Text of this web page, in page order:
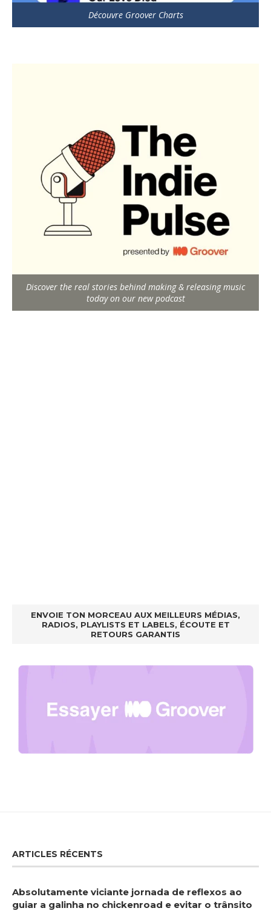
Découvre Groover Charts
Discover the real stories behind making & releasing music
today on our new podcast
ENVOIE TON MORCEAU AUX MEILLEURS MÉDIAS,
RADIOS, PLAYLISTS ET LABELS, ÉCOUTE ET
RETOURS GARANTIS
ARTICLES RÉCENTS
Absolutamente viciante jornada de reflexos ao
guiar a galinha no chickenroad e evitar o trânsito